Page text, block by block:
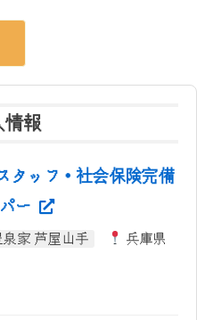
情報
タッフ・社会保険完備
ー
家 芦屋山手
兵庫県